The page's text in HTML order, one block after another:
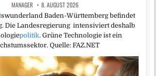
MANAGER 8. AUGUST 2026
swunderland Baden-Württemberg befindet
Die Landesregierung intensiviert deshalb
politik. Grüne Technologie ist ein
Quelle: FAZ.NET